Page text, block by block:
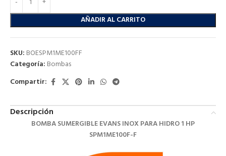
AÑADIR AL CARRITO
SKU: BOESPM1ME100FF
Categoría: Bombas
Compartir:
Descripción
BOMBA SUMERGIBLE EVANS INOX PARA HIDRO 1 HP
SPM1ME100F-F